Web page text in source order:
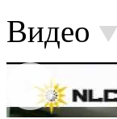
Видео